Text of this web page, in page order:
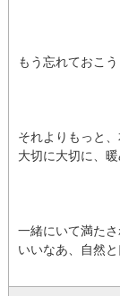
もう忘れておこ
それよりもっと
大切に大切に、
一緒にいて満た
いいなあ、自然